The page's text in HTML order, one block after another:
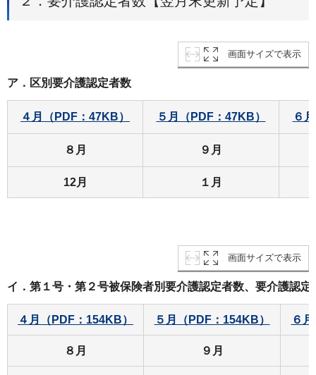
画面サイズで表示
ア．区別要介護認定者数
４月（PDF：47KB） ５月（PDF：47KB） ６
８月 ９月
12月 １月
画面サイズで表示
イ．第１号・第２号被保険者別要介護認定者数、要介護認定
４月（PDF：154KB） ５月（PDF：154KB） ６
８月 ９月